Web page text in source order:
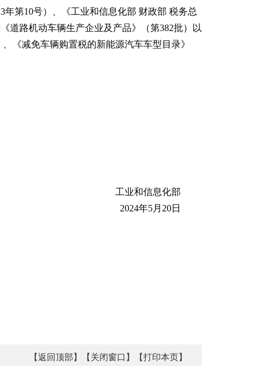
第10号）、《工业和信息化部 财政部 税务总
道路机动车辆生产企业及产品》（第382批）以
《减免车辆购置税的新能源汽车车型目录》
工业和信息化部
2024年5月20日
【返回顶部】 【关闭窗口】 【打印本页】